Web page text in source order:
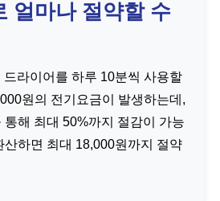
얼마나 절약할 수
라이어를 하루 10분씩 사용할
원의 전기요금이 발생하는데,
통해 최대 50%까지 절감이 가능
산하면 최대 18,000원까지 절약